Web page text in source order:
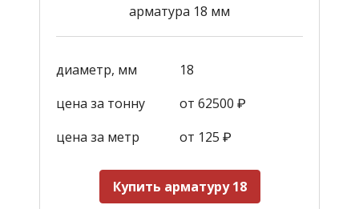
арматура 18 мм
диаметр, мм
18
цена за тонну
от 62500 ₽
цена за метр
от 125 ₽
Купить арматуру 18